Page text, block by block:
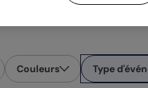
Couleurs Type